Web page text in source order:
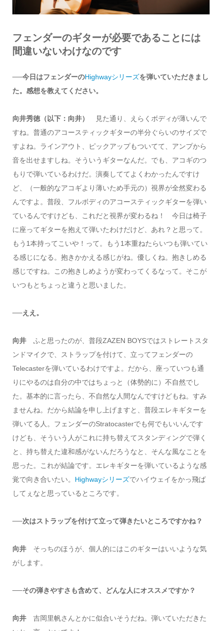
フェンダーのギターが必要であることには
間違いないわけなのです
──今日はフェンダーのHighwayシリーズを弾いていただきまし
た。感想を教えてください。
向井秀徳（以下：向井）
見た通り、えらくボディが薄いんで
すね。普通のアコースティックギターの半分ぐらいのサイズで
すよね。ラインアウト、ピックアップもついてて、アンプから
音を出せますしね。そういうギターなんだ。でも、アコギのつ
もりで弾いているわけだ。演奏しててよくわかったんですけ
ど、（一般的なアコギより薄いため手元の）視界が全然変わる
んですよ。普段、フルボディのアコースティックギターを弾い
ているんですけども、これだと視界が変わるね！ 今日は椅子
に座ってギターを抱えて弾いたわけだけど、あれ？と思って。
もう1本持ってこいや！って。もう1本重ねたらいつも弾いてい
る感じになる。抱きかかえる感じがね。優しくね。抱きしめる
感じですね。この抱きしめようが変わってくるなって。そこが
いつもとちょっと違うと思いました。
──ええ。
向井ふと思ったのが、普段ZAZEN BOYSではストレートスタ
ンドマイクで、ストラップを付けて、立ってフェンダーの
Telecasterを弾いているわけですよ。だから、座っていつも通
りにやるのは自分の中ではちょっと（体勢的に）不自然でし
た。基本的に言ったら、不自然な人間なんですけどもね。すみ
ませんね。だから結論を申し上げますと、普段エレキギターを
弾いてる人。フェンダーのStratocasterでも何でもいいんです
けども、そういう人がこれに持ち替えてスタンディングで弾く
と、持ち替えた違和感がないんだろうなと、そんな風なことを
思った。これが結論です。エレキギターを弾いているような感
覚で向き合いたい。 Highwayシリーズでハイウェイをかっ飛ば
してぇなと思っているところです。
──次はストラップを付けて立って弾きたいところですかね？
向井そっちのほうが、個人的にはこのギターはいいような気
がします。
──その弾きやすさも含めて、どんな人にオススメですか？
向井吉岡里帆さんとかに似合いそうだね。弾いていただきた